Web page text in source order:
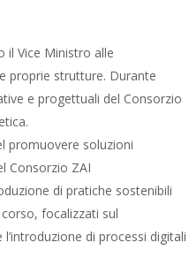
il Vice Ministro alle
proprie strutture. Durante
e progettuali del Consorzio
promuovere soluzioni
Consorzio ZAI
di pratiche sostenibili
focalizzati sul
di processi digitali